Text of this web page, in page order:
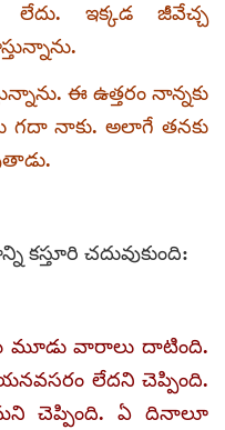
లేదు. ఇక్కడ జీవేచ్చ
ఈ ఉత్తరం నాన్నకు
గదా నాకు. అలాగే తనకు
చదువుకుంది:
మూడు వారాలు దాటింది.
లేదని చెప్పింది.
చెప్పింది. ఏ దినాలూ